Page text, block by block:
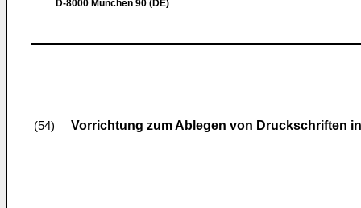
D-8000 München 90 (DE)
(54) Vorrichtung zum Ablegen von Druckschriften